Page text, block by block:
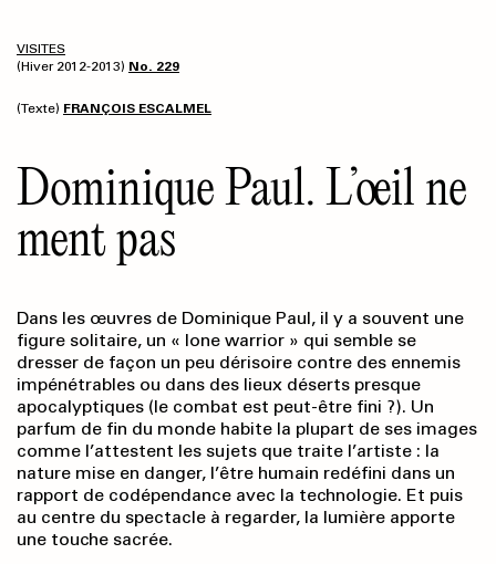
VISITES
(Hiver 2012-2013) No. 229
(Texte) FRANÇOIS ESCALMEL
Dominique Paul. L’œil ne
ment pas
Dans les œuvres de Dominique Paul, il y a souvent une
figure solitaire, un « lone warrior » qui semble se
dresser de façon un peu dérisoire contre des ennemis
impénétrables ou dans des lieux déserts presque
apocalyptiques (le combat est peut-être fini ?). Un
parfum de fin du monde habite la plupart de ses images
comme l’attestent les sujets que traite l’artiste : la
nature mise en danger, l’être humain redéfini dans un
rapport de codépendance avec la technologie. Et puis
au centre du spectacle à regarder, la lumière apporte
une touche sacrée.